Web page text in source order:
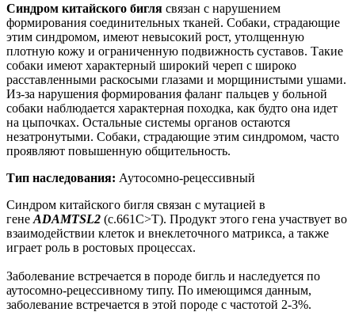
Синдром китайского бигля связан с нарушением
формирования соединительных тканей. Собаки, страдающие
этим синдромом, имеют невысокий рост, утолщенную
плотную кожу и ограниченную подвижность суставов. Такие
собаки имеют характерный широкий череп с широко
расставленными раскосыми глазами и морщинистыми ушами.
Из-за нарушения формирования фаланг пальцев у больной
собаки наблюдается характерная походка, как будто она идет
на цыпочках. Остальные системы органов остаются
незатронутыми. Собаки, страдающие этим синдромом, часто
проявляют повышенную общительность.
Тип наследования: Аутосомно-рецессивный
Синдром китайского бигля связан с мутацией в
гене ADAMTSL2 (c.661C>T). Продукт этого гена участвует во
взаимодействии клеток и внеклеточного матрикса, а также
играет роль в ростовых процессах.
Заболевание встречается в породе бигль и наследуется по
аутосомно-рецессивному типу. По имеющимся данным,
заболевание встречается в этой породе с частотой 2-3%.